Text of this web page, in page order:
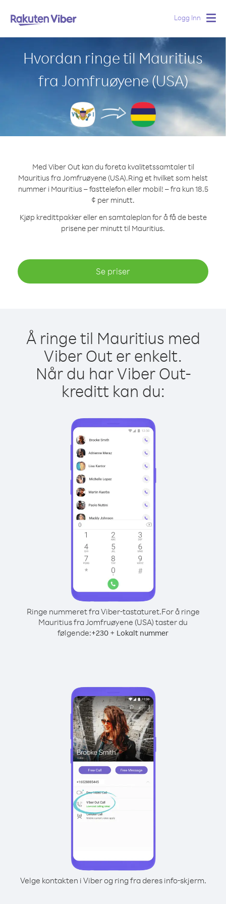
Logg Inn
Hvordan ringe til Mauritius
fra Jomfruøyene (USA)
Med Viber Out kan du foreta kvalitetssamtaler til
Mauritius fra Jomfruøyene (USA).Ring et hvilket som helst
nummer i Mauritius – fasttelefon eller mobil! – fra kun 18.5
¢ per minutt.
Kjøp kredittpakker eller en samtaleplan for å få de beste
prisene per minutt til Mauritius.
Se priser
Å ringe til Mauritius med
Viber Out er enkelt.
Når du har Viber Out-
kreditt kan du:
Ringe nummeret fra Viber-tastaturet.For å ringe
Mauritius fra Jomfruøyene (USA) taster du
følgende:+230 + Lokalt nummer
Velge kontakten i Viber og ring fra deres info-skjerm.